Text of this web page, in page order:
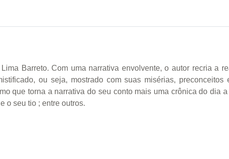
Barreto. Com uma narrativa envolvente, o autor recria a
ou seja, mostrado com suas misérias,
que torna a narrativa do seu conto mais uma crônica do dia
o seu tio ; entre outros.